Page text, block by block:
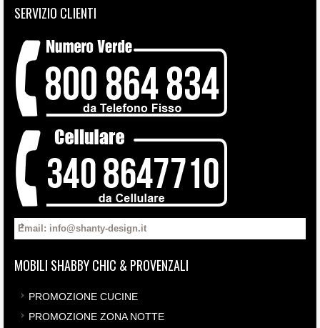
SERVIZIO CLIENTI
Email: info@shanty-design.it
MOBILI SHABBY CHIC & PROVENZALI
PROMOZIONE CUCINE
PROMOZIONE ZONA NOTTE